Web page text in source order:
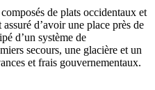
de plats occidentaux et
d’avoir une place près de
d’un système de
secours, une glacière et un
et frais gouvernementaux.